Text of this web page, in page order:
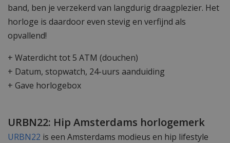
band, ben je verzekerd van langdurig draagplezier. Het
horloge is daardoor even stevig en verfijnd als
opvallend!
+ Waterdicht tot 5 ATM (douchen)
+ Datum, stopwatch, 24-uurs aanduiding
+ Gave horlogebox
URBN22: Hip Amsterdams horlogemerk
URBN22 is een Amsterdams modieus en hip lifestyle